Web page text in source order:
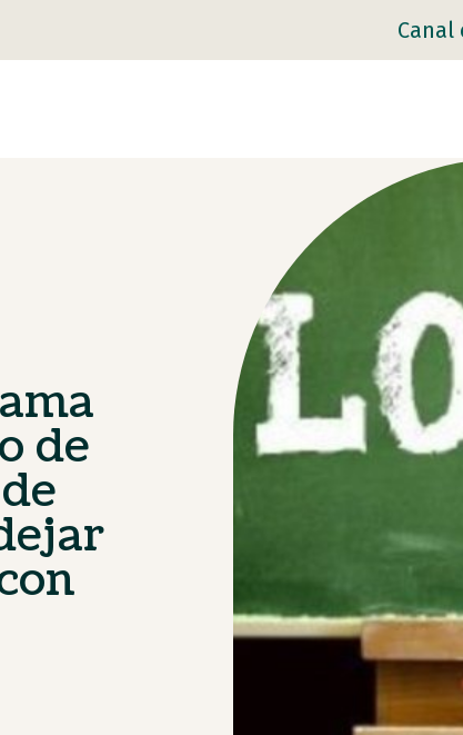
Canal
de